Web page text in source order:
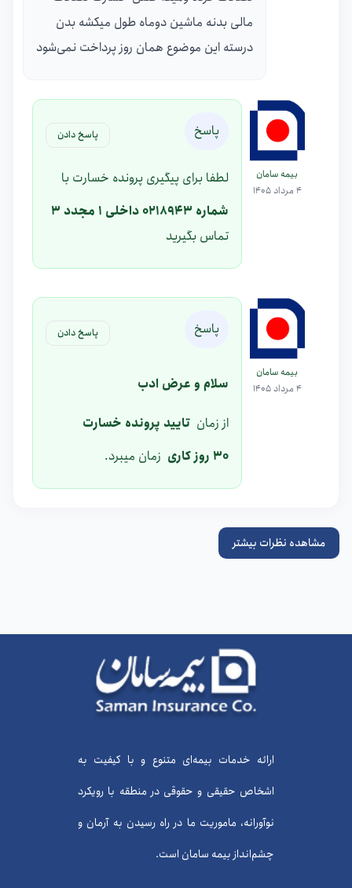
مالی بدنه ماشین دوماه طول میکشه بدن
درسته این موضوع همان روز پرداخت نمی‌شود
بیمه سامان
4 مرداد 1405
پاسخ پاسخ دادن
لطفا برای پیگیری پرونده خسارت با
شماره 0218943 داخلی 1 مجدد 3
تماس بگیرید
بیمه سامان
4 مرداد 1405
پاسخ پاسخ دادن
سلام و عرض ادب
از زمانتایید پرونده خسارت
30 روز کاری
زمان میبرد.
مشاهده نظرات بیشتر
ارائه خدمات بیمه‌ای متنوع و با کیفیت به
اشخاص حقیقی و حقوقی در منطقه با رویکرد
نوآورانه، ماموریت ما در راه رسیدن به آرمان و
چشم‌انداز بیمه سامان است.